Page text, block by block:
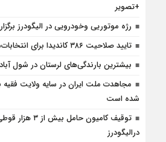
+تصویر
رژه موتوریی وخودرویی در الیگودرز
تایید صلاحیت ۳۸۶ کاندیدا برای انتخابات‌مجلس در لرستان
بیشترین بارندگی‌های لرستان در شول
مجاهدت ملت ایران در سایه ولایت
شده است
توقیف کامیون
درالیگودرز